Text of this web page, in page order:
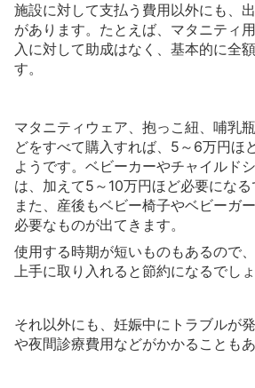
施設に対して支払う費用以外にも、
があります。たとえば、マタニティ
入に対して助成はなく、基本的に全
す。
マタニティウェア、抱っこ紐、哺乳
どをすべて購入すれば、5～6万円ほ
ようです。ベビーカーやチャイルド
は、加えて5～10万円ほど必要になる
また、産後もベビー椅子やベビーガ
必要なものが出てきます。
使用する時期が短いものもあるので
上手に取り入れると節約になるでしょ
それ以外にも、妊娠中にトラブルが
や夜間診療費用などがかかることもあ